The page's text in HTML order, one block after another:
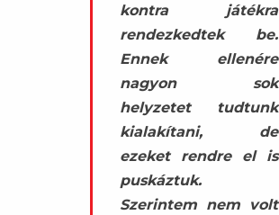
kontra játékra
rendezkedtek be.
Ennek ellenére
nagyon sok
helyzetet tudtunk
kialakítani, de
ezeket rendre el is
puskáztuk.
Szerintem nem volt